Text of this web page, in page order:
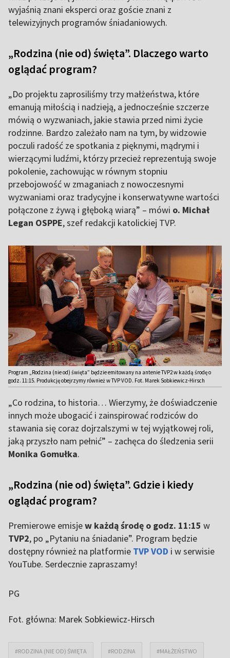
wyjaśnią znani eksperci oraz goście znani z
telewizyjnych programów śniadaniowych.
„Rodzina (nie od) święta”. Dlaczego warto
oglądać program?
„Do projektu zaprosiliśmy trzy małżeństwa, które
emanują miłością i nadzieją, a jednocześnie szczerze
mówią o wyzwaniach, jakie stawia przed nimi życie
rodzinne. Bardzo zależało nam na tym, by widzowie
poczuli radość ze spotkania z pięknymi, mądrymi i
wierzącymi ludźmi, którzy przecież reprezentują swoje
pokolenie, zachowując w równym stopniu
przebojowość w zmaganiach z nowoczesnymi
wyzwaniami oraz tradycyjne i konserwatywne wartości
połączone z żywą i głęboką wiarą” – mówi o. Michał
Legan OSPPE, szef redakcji katolickiej TVP.
Program „Rodzina (nie od) święta” będzie emitowany na antenie TVP2 w każdą środę o
godz. 11:15. Produkcję obejrzymy również w TVP VOD. Fot. Marek Sobkiewicz-Hirsch
„Co rodzina, to historia… Wierzymy, że doświadczenie
innych może ubogacić i zainspirować rodziców do
stawania się coraz dojrzalszymi w tej wyjątkowej roli,
jaką przyszło nam pełnić” – zachęca do śledzenia serii
Monika Gomułka.
„Rodzina (nie od) święta”. Gdzie i kiedy
oglądać program?
Premierowe emisjew każdą środę o godz. 11:15 w
TVP2, po „Pytaniu na śniadanie”. Program będzie
dostępny również na platformie TVP VOD i w serwisie
YouTube. Serdecznie zapraszamy!
PG
Fot. główna: Marek Sobkiewicz-Hirsch
#RODZINA (NIE OD) ŚWIĘTA #RODZINA #MAŁŻEŃSTWO